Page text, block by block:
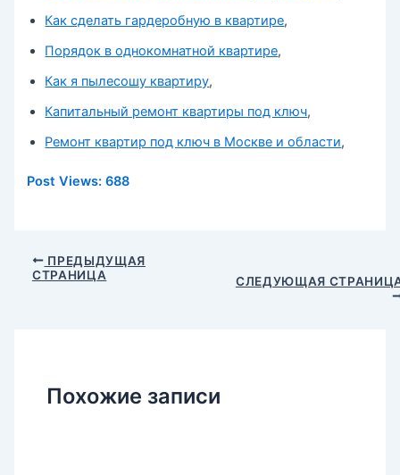
Как сделать гардеробную в квартире,
Порядок в однокомнатной квартире,
Как я пылесошу квартиру,
Капитальный ремонт квартиры под ключ,
Ремонт квартир под ключ в Москве и области,
Post Views: 688
Навигация
ПРЕДЫДУЩАЯ
СТРАНИЦА
СЛЕДУЮЩАЯ
Похожие записи